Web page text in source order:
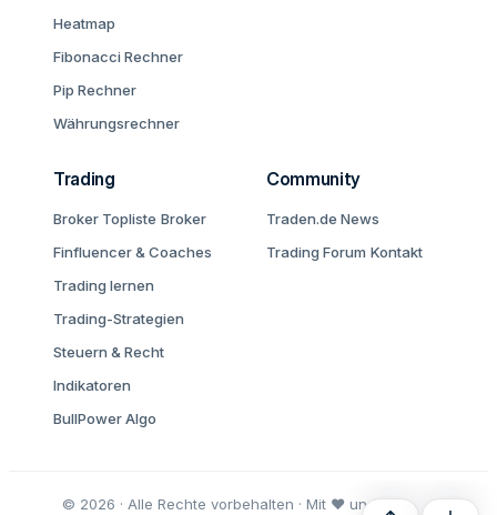
Heatmap
Fibonacci Rechner
Pip Rechner
Währungsrechner
Trading
Broker Topliste Broker
Finfluencer & Coaches
Trading lernen
Trading-Strategien
Steuern & Recht
Indikatoren
BullPower Algo
Community
Traden.de News
Trading Forum Kontakt
© 2026 · Alle Rechte vorbehalten · Mit ♥ und